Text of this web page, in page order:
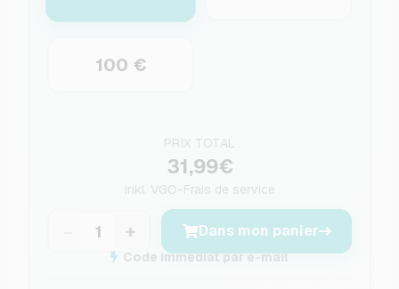
100 €
PRIX TOTAL
31,99€
inkl. VGO-Frais de service
+ Dans mon panier
Code immédiat par e-mail